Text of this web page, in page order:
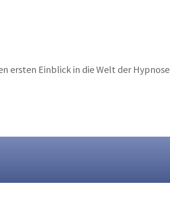
ersten Einblick in die Welt der